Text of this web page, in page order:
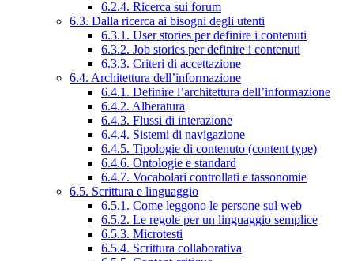
6.2.4. Ricerca sui forum
6.3. Dalla ricerca ai bisogni degli utenti
6.3.1. User stories per definire i contenuti
6.3.2. Job stories per definire i contenuti
6.3.3. Criteri di accettazione
6.4. Architettura dell’informazione
6.4.1. Definire l’architettura dell’informazione
6.4.2. Alberatura
6.4.3. Flussi di interazione
6.4.4. Sistemi di navigazione
6.4.5. Tipologie di contenuto (content type)
6.4.6. Ontologie e standard
6.4.7. Vocabolari controllati e tassonomie
6.5. Scrittura e linguaggio
6.5.1. Come leggono le persone sul web
6.5.2. Le regole per un linguaggio semplice
6.5.3. Microtesti
6.5.4. Scrittura collaborativa